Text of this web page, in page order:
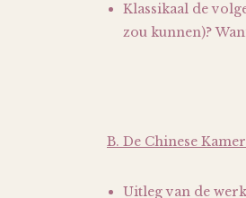
Klassikaal de
zou kunnen)?
B. De Chinese Kamer
Uitleg van de